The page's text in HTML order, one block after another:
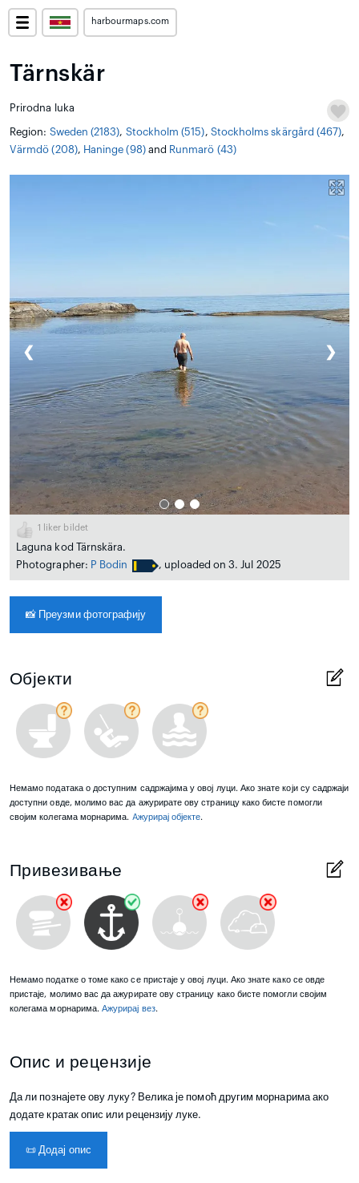
harbourmaps.com
Tärnskär
Prirodna luka
Region: Sweden (2183), Stockholm (515), Stockholms skärgård (467),
Värmdö (208), Haninge (98)and Runmarö (43)
❮ ❯
1 liker bildet
Laguna kod Tärnskära.
Photographer: P Bodin , uploaded on 3. Jul 2025
📸 Преузми фотографију
Објекти
Немамо података о доступним садржајима у овој луци. Ако знате који су садржаји
доступни овде, молимо вас да ажурирате ову страницу како бисте помогли
својим колегама морнарима. Aжурирај објекте.
Привезивање
Немамо податке о томе како се пристаје у овој луци. Ако знате како се овде
пристаје, молимо вас да ажурирате ову страницу како бисте помогли својим
колегама морнарима.Ажурирај вез.
Опис и рецензије
Да ли познајете ову луку? Велика је помоћ другим морнарима ако
додате кратак опис или рецензију луке.
📜 Додај опис